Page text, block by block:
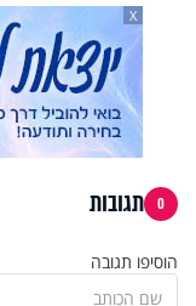
X
0 תגובות
הוסיפו תגובה